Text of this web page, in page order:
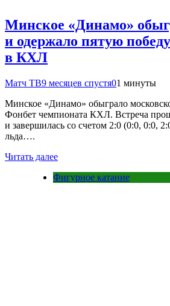
Минское «Динамо»
и одержало пятую
в КХЛ
Матч ТВ9 месяцев спустя01 минуты
Минское «Динамо» обыграло
Фонбет чемпионата КХЛ. Встреча
и завершилась со счетом 2:0 (0:0, 0:0,
льда….
Читать далее
Фигурное катание